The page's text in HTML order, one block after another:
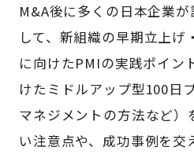
M&A後に多くの日本企業
して、新組織の早期立上げ
に向けたPMIの実践ポイン
けたミドルアップ型100日
マネジメントの方法など）
い注意点や、成功事例を交